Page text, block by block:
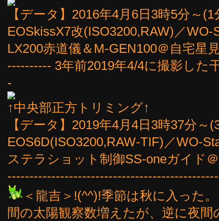
【データ】2016年4月6日3時5分～
EOSkissX7改(ISO3200,RAW)／
LX200赤道儀＆M-GEN100＠自宅星
---------- 3年前2019年4/4に撮影した
-
↑中央部正方トリミング↑
【データ】2019年4月4日3時37分～
EOS6D(ISO3200,RAW-TIF)／WO-
ステラショット制御SS-oneガイド
＜龍吉＞!(^^)!季節は秋に入った
間の太陽観察数増えたが、逆に夜